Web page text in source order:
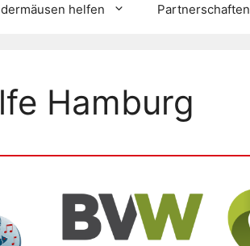
helfen Partnerschaften
Hamburg